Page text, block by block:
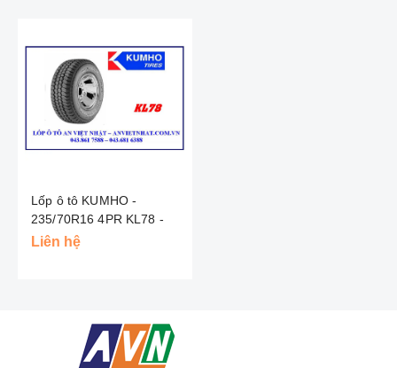
Lốp ô tô KUMHO -
235/70R16 4PR KL78 -
VN
Liên hệ